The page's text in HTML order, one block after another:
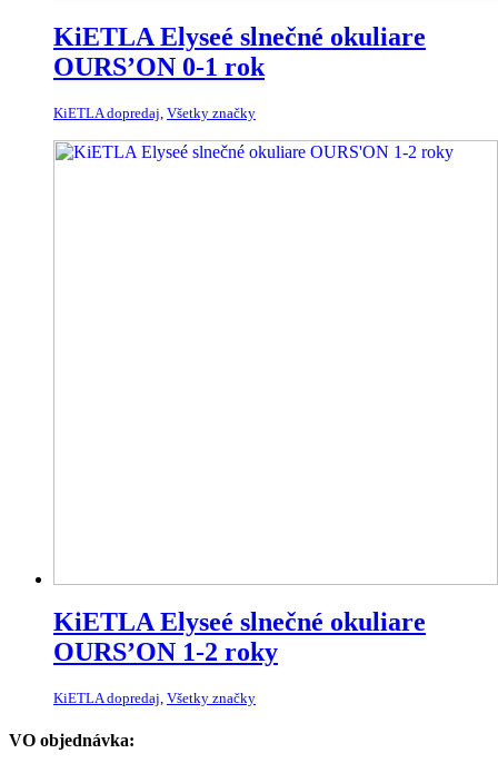
KiETLA Elyseé slnečné okuliare
OURS’ON 0-1 rok
KiETLA dopredaj Všetky značky
KiETLA Elyseé slnečné okuliare
OURS’ON 1-2 roky
KiETLA dopredaj Všetky značky
VO objednávka: